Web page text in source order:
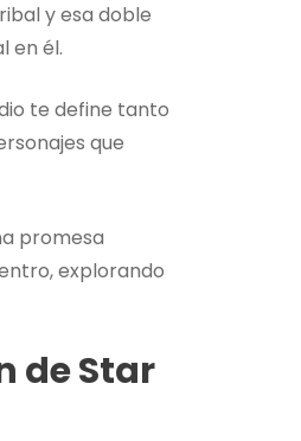
y esa doble
en él.
te define tanto
que
promesa
explorando
de Star